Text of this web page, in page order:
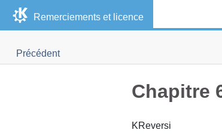
Remerciements et licence
Précédent
Chapitre
KReversi